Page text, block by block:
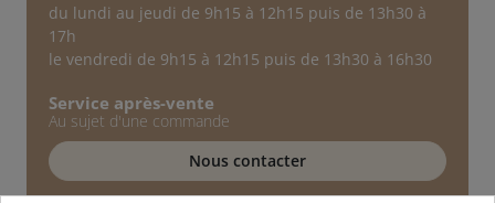
du lundi au jeudi de 9h15 à 12h15 puis de 13h30 à
17h
le vendredi de 9h15 à 12h15 puis de 13h30 à 16h30
Service après-vente
Au sujet d'une commande
Nous contacter